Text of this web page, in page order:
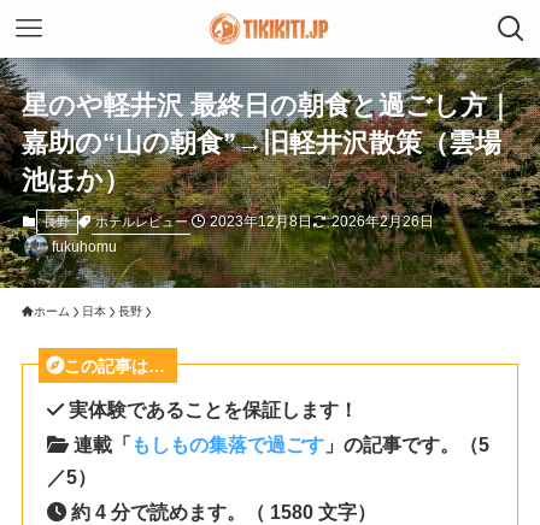
星のや軽井沢 最終日の朝食と過ごし方｜
嘉助の“山の朝食”→旧軽井沢散策（雲場
池ほか）
長野 ホテルレビュー 2023年12月8日
2026年2月26日
fukuhomu
ホーム 日本 長野
この記事は…
実体験であることを保証します！
連載「 もしもの集落で過ごす 」の記事です。（5
／5）
約 4 分で読めます。（ 1580 文字）